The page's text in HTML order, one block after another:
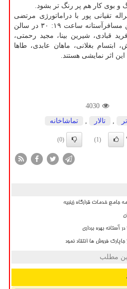
و بوی كار هم پر رنگ تر بشود.
تقیانی پور با دراماتورژی مرتضی
شاه كرم و كارگردانی حسین مسافرآستانه ساعت ۱۹: ۳۰ در سالن
قبادی، شیرین بینا، مجید رحمتی،
بغلانی، ماهان عابدی، طاها
این اثر نمایشی هستند.
4030
تالار تماشاخانه
(1)
(0)
جاپارک فروش ها انتقاد نمود
مطلب